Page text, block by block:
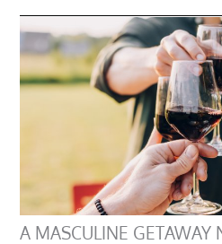
A MASCULINE GETAWAY